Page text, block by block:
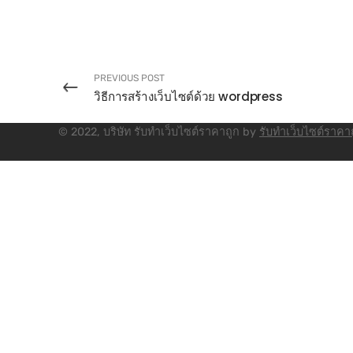
PREVIOUS POST
วิธีการสร้างเว็บไซต์ด้วย wordpress
© 2022, บริษัท รับทําเว็บไซต์ราคาถูก by รับทําเว็บไซต์ราค